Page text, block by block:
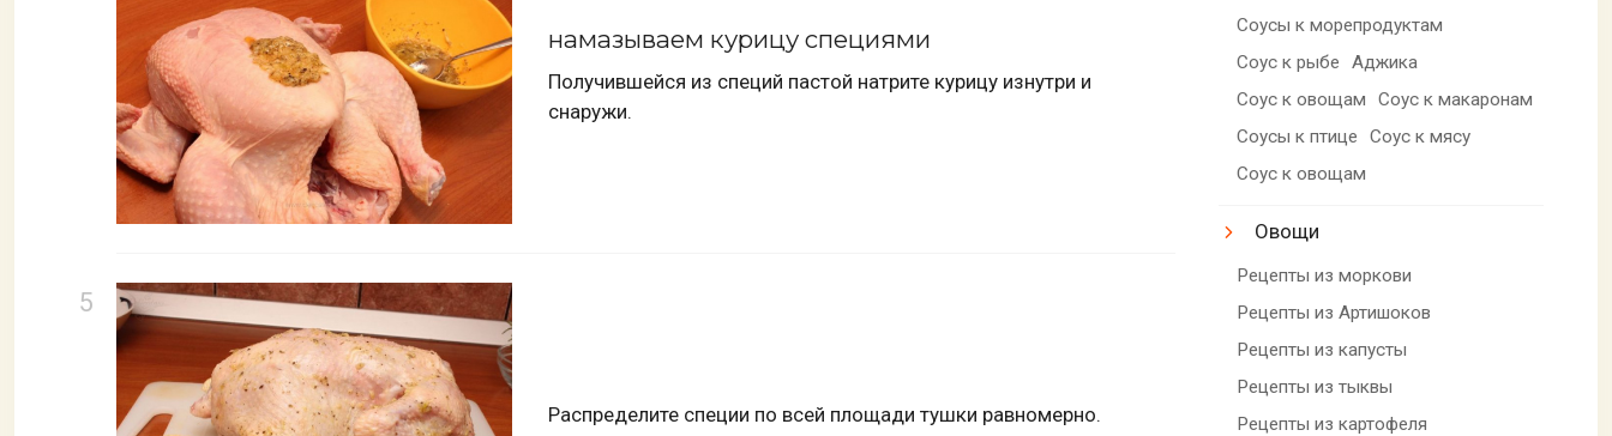
намазываем курицу специями
Получившейся из специй пастой натрите курицу изнутри и
снаружи.
Распределите специи по всей площади тушки равномерно.
Соусы к морепродуктам
Соус к рыбе
Аджика
Соус к овощам
Соус к макаронам
Соусы к птице
Соус к мясу
Соус к овощам
Овощи
Рецепты из моркови
Рецепты из Артишоков
Рецепты из капусты
Рецепты из тыквы
Рецепты из картофеля